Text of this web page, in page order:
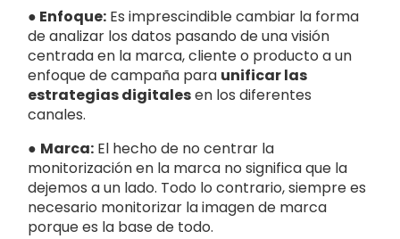
● Enfoque: Es imprescindible cambiar la forma
de analizar los datos pasando de una visión
centrada en la marca, cliente o producto a un
enfoque de campaña para unificar las
estrategias digitalesen los diferentes
canales.
● Marca: El hecho de no centrar la
monitorización en la marca no significa que la
dejemos a un lado. Todo lo contrario, siempre es
necesario monitorizar la imagen de marca
porque es la base de todo.